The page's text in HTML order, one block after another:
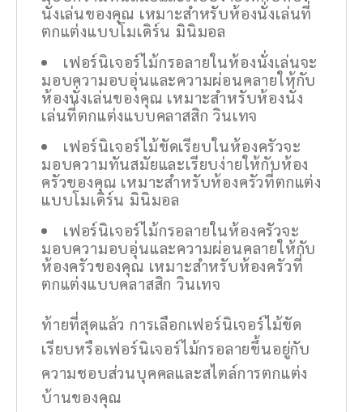
นั่งเล่นของคุณ เหมาะสำหรับห้องนั่งเล่นที่
ตกแต่งแบบโมเดิร์น มินิมอล
เฟอร์นิเจอร์ไม้กรอลายในห้องนั่งเล่นจะ
มอบความอบอุ่นและความผ่อนคลายให้กับ
ห้องนั่งเล่นของคุณ เหมาะสำหรับห้องนั่ง
เล่นที่ตกแต่งแบบคลาสสิก วินเทจ
เฟอร์นิเจอร์ไม้ขัดเรียบในห้องครัวจะ
มอบความทันสมัยและเรียบง่ายให้กับห้อง
ครัวของคุณ เหมาะสำหรับห้องครัวที่ตกแต่ง
แบบโมเดิร์น มินิมอล
เฟอร์นิเจอร์ไม้กรอลายในห้องครัวจะ
มอบความอบอุ่นและความผ่อนคลายให้กับ
ห้องครัวของคุณ เหมาะสำหรับห้องครัวที่
ตกแต่งแบบคลาสสิก วินเทจ
ท้ายที่สุดแล้ว การเลือกเฟอร์นิเจอร์ไม้ขัด
เรียบหรือเฟอร์นิเจอร์ไม้กรอลายขึ้นอยู่กับ
ความชอบส่วนบุคคลและสไตล์การตกแต่ง
บ้านของคุณ